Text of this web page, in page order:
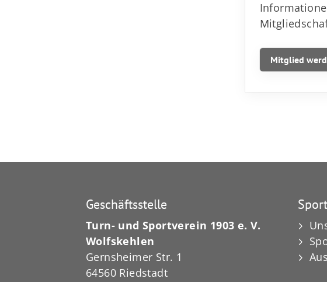
Mitglied
Geschäftsstelle
Turn- und Sportverein 1903 e. V.
Wolfskehlen
Gernsheimer Str. 1
64560 Riedstadt